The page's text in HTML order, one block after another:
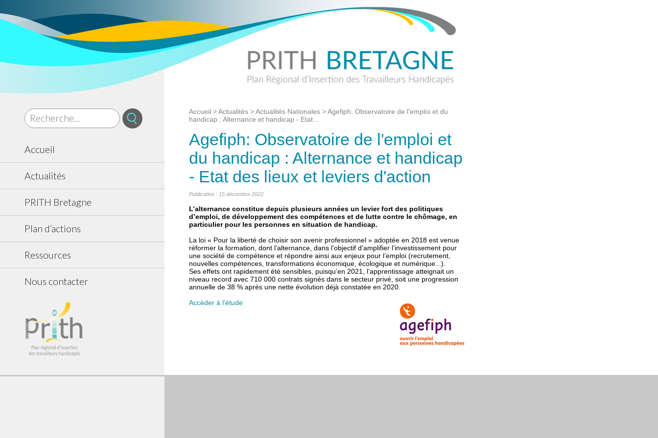
Accueil
Actualités
PRITH Bretagne
Plan d’actions
Ressources
Nous contacter
Accueil >Actualités >Actualités Nationales >Agefiph: Observatoire de l'emploi et du
handicap : Alternance et handicap - Etat...
Agefiph: Observatoire de l'emploi et
du handicap : Alternance et handicap
- Etat des lieux et leviers d'action
Publication : 15 décembre 2022
L’alternance constitue depuis plusieurs années un levier fort des politiques
d’emploi, de développement des compétences et de lutte contre le chômage, en
particulier pour les personnes en situation de handicap.
La loi « Pour la liberté de choisir son avenir professionnel » adoptée en 2018 est venue
réformer la formation, dont l’alternance, dans l’objectif d’amplifier l’investissement pour
une société de compétence et répondre ainsi aux enjeux pour l’emploi (recrutement,
nouvelles compétences, transformations économique, écologique et numérique...).
Ses effets ont rapidement été sensibles, puisqu’en 2021,
l’apprentissage atteignait un
niveau record avec 710 000 contrats signés dans le secteur privé, soit une progression
annuelle de 38 % après une nette évolution déjà constatée en 2020.
Accéder à l'étude